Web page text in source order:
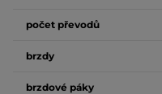
počet převodů
brzdy
brzdové páky